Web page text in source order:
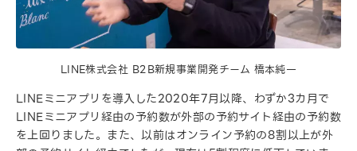
LINE株式会社 B2B新規事業開発チーム 橋本純一
LINEミニアプリを導入した2020年7月以降、わずか3カ月で
LINEミニアプリ経由の予約数が外部の予約サイト経由の予約数
を上回りました。また、以前はオンライン予約の8割以上が外